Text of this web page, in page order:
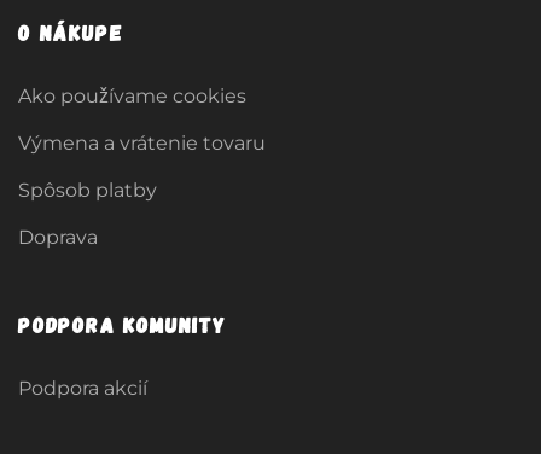
O nákupe
Ako používame cookies
Výmena a vrátenie tovaru
Spôsob platby
Doprava
Podpora komunity
Podpora akcií